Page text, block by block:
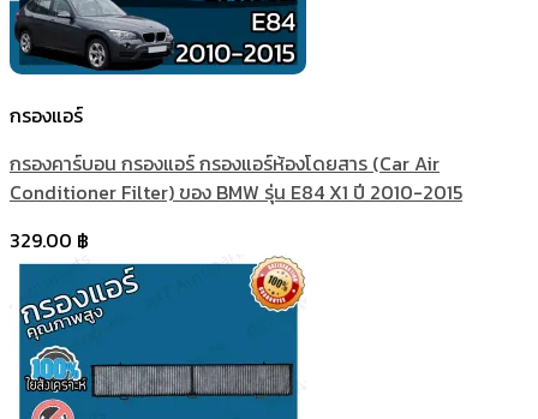
กรองแอร์
กรองคาร์บอน กรองแอร์ กรองแอร์ห้องโดยสาร (Car Air
Conditioner Filter) ของ BMW รุ่น E84 X1 ปี 2010-2015
329.00 ฿